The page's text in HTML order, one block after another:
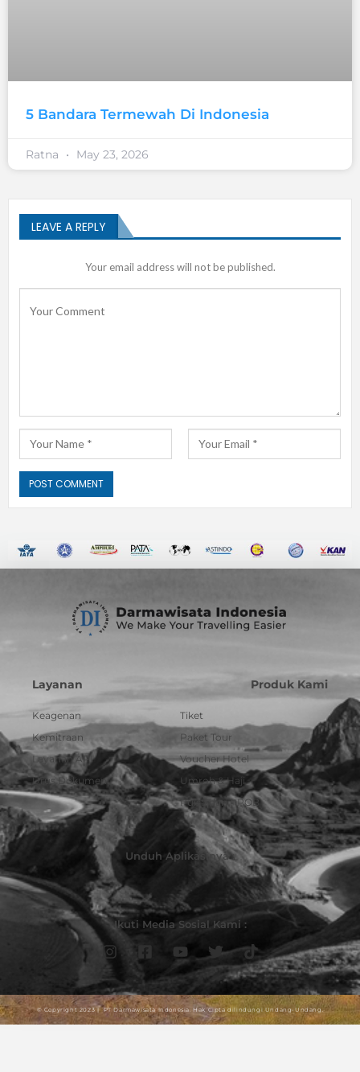
5 Bandara Termewah Di Indonesia
Ratna May 23, 2026
LEAVE A REPLY
Your email address will not be published.
Layanan
Keagenan
Kemitraan
Layanan API
Urus Dokumen
Produk Kami
Tiket
Paket Tour
Voucher Hotel
Umroh & Haji
Pulsa dan PPOB
Unduh Aplikasinya :
Ikuti Media Sosial Kami :
© Copyright 2023 | PT Darmawisata Indonesia. Hak Cipta dilindungi Undang-Undang.